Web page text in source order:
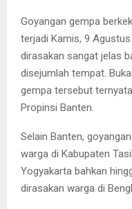
Goyangan gempa
terjadi Kamis, 9
dirasakan sangat jelas
disejumlah tempat.
gempa tersebut
Propinsi Banten.
Selain Banten,
warga di Kabupaten
Yogyakarta bahkan
dirasakan warga di